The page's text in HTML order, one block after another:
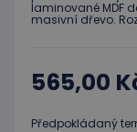
laminované MDF
masivní dřevo.
565,00
Předpokládaný